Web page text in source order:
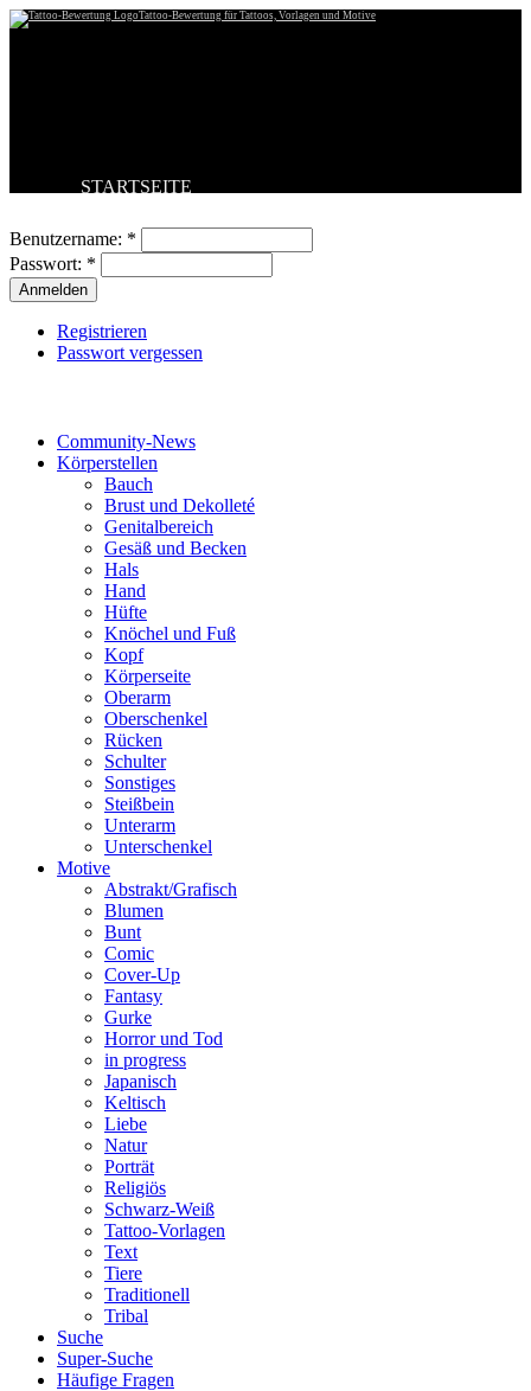
Tattoo-Bewertung für Tattoos, Vorlagen und Motive
STARTSEITE
BESTE TATTOOS
NEUESTE TATTOOS
KOMMENTARE
FORUM
Benutzername: *
Passwort: *
Registrieren
Passwort vergessen
Community-News
Körperstellen
Bauch
Brust und Dekolleté
Genitalbereich
Gesäß und Becken
Hals
Hand
Hüfte
Knöchel und Fuß
Kopf
Körperseite
Oberarm
Oberschenkel
Rücken
Schulter
Sonstiges
Steißbein
Unterarm
Unterschenkel
Motive
Abstrakt/Grafisch
Blumen
Bunt
Comic
Cover-Up
Fantasy
Gurke
Horror und Tod
in progress
Japanisch
Keltisch
Liebe
Natur
Porträt
Religiös
Schwarz-Weiß
Tattoo-Vorlagen
Text
Tiere
Traditionell
Tribal
Suche
Super-Suche
Häufige Fragen